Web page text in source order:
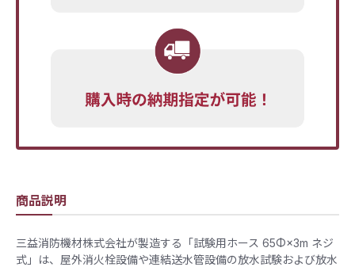
商品説明
三益消防機材株式会社が製造する「試験用ホース 65Φ×3m ネジ
式」は、屋外消火栓設備や連結送水管設備の放水試験および放水